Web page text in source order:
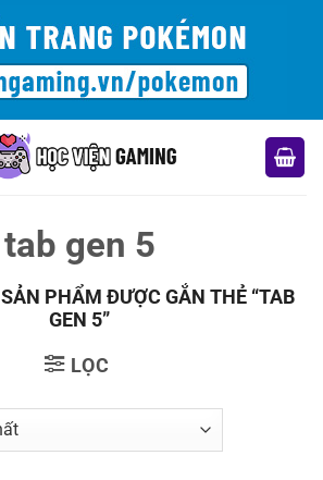
tab gen 5
SẢN PHẨM ĐƯỢC GẮN THẺ “TAB
GEN 5”
LỌC